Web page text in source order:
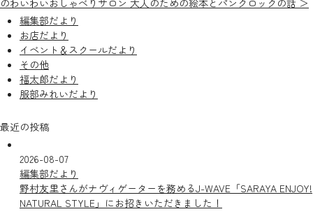
編集部だより
お店だより
イベント＆スクールだより
その他
福太郎だより
服部みれいだより
最近の投稿
2026-08-07
編集部だより
野村友里さんがナヴィゲーターを務めるJ-WAVE「SARAYA ENJOY!
NATURAL STYLE」にお招きいただきました！